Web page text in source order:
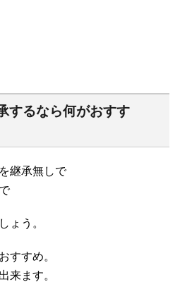
するなら何がおすす
継承無しで
ょう。
すすめ。
来ます。